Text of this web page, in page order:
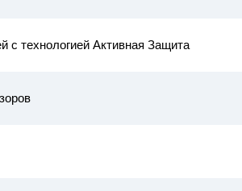
с технологией Активная Защита